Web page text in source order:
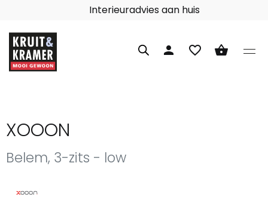
Interieuradvies aan huis
person favorite_border shopping_basket
XOOON
Belem, 3-zits - low